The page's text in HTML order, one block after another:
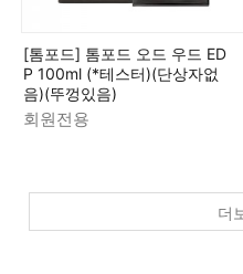
[톰포드] 톰포드 오드 우드 ED
P 100ml (*테스터)(단상자없
음)(뚜껑있음)
회원전용
더